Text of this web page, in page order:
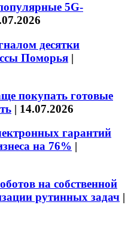
5G-
десятки
Поморья |
покупать готовые
| 14.07.2026
гарантий
на 76% |
на собственной
рутинных задач |